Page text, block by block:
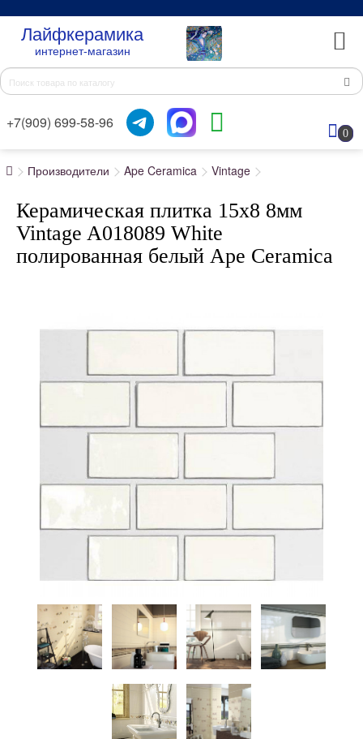
Лайфкерамика
интернет-магазин
+7(909) 699-58-96
0
Производители Ape Ceramica Vintage
Керамическая плитка 15x8 8мм
Vintage A018089 White
полированная белый Ape Ceramica